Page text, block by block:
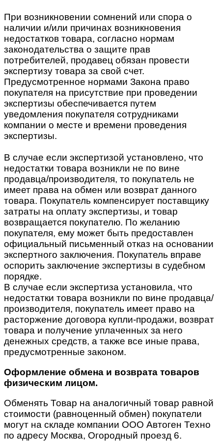
При возникновении сомнений или спора о
наличии и/или причинах возникновения
недостатков товара, согласно нормам
законодательства о защите прав
потребителей, продавец обязан провести
экспертизу товара за свой счет.
Предусмотренное нормами Закона право
покупателя на присутствие при проведении
экспертизы обеспечивается путем
уведомления покупателя сотрудниками
компании о месте и времени проведения
экспертизы.
В случае если экспертизой установлено, что
недостатки товара возникли не по вине
продавца/производителя, то покупатель не
имеет права на обмен или возврат данного
товара. Покупатель компенсирует поставщику
затраты на оплату экспертизы, и товар
возвращается покупателю. По желанию
покупателя, ему может быть предоставлен
официальный письменный отказ на основании
экспертного заключения. Покупатель вправе
оспорить заключение экспертизы в судебном
порядке.
В случае если экспертиза установила, что
недостатки товара возникли по вине продавца/
производителя, покупатель имеет право на
расторжение договора купли-продажи, возврат
товара и получение уплаченных за него
денежных средств, а также все иные права,
предусмотренные законом.
Оформление обмена и возврата товаров
физическим лицом.
Обменять Товар на аналогичный товар равной
стоимости (равноценный обмен) покупатели
могут на складе компании ООО Автоген Техно
по адресу Москва, Огородный проезд 6.